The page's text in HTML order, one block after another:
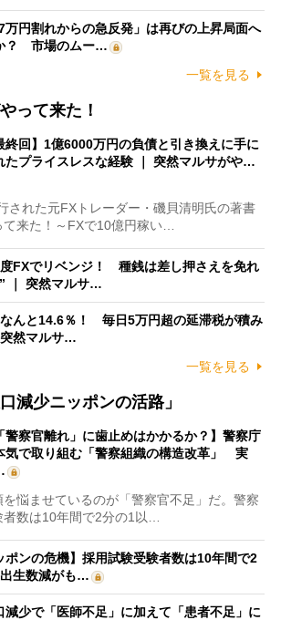
万円割れからの急反発」は再びの上昇局面へ
？ 市場のムー…
一覧を見る
って来た！
終回】1億6000万円の負債と引き換えに手に
たプライスレスな経験 ｜ 突然マルサがや…
れた元FXトレーダー・磯貝清明氏の著書
て来た！～FXで10億円稼い…
度FXでリベンジ！ 種銭は差し押さえを免れ
｜ 突然マルサ…
なんと14.6％！ 毎日5万円超の延滞税が積み
突然マルサ…
一覧を見る
減少ニッポンの活路」
警察官離れ」に歯止めはかかるか？】警察庁
気で取り組む「警察組織の構造改革」 実
悩ませているのが「警察官不足」だ。警察
数は10年間で2分の1以…
ポンの危機】採用試験受験者数は10年間で2
生数減がも…
減少で「医師不足」に加えて「患者不足」に